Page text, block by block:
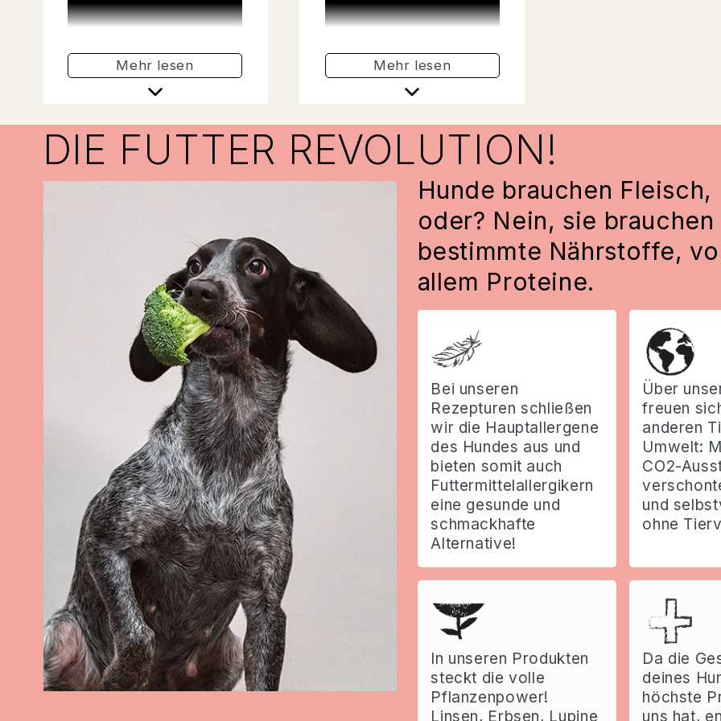
Unterstützung der
Mehr lesen
satt macht und Energie
Mehr lesen
DIE FUTTER REVOLUTION!
Hunde brauchen Fleisch,
oder? Nein, sie brauchen
bestimmte Nährstoffe,
allem Proteine.
Bei unseren
Rezepturen schließen
wir die Hauptallergene
des Hundes aus und
bieten somit auch
Futtermittelallergikern
eine gesunde und
schmackhafte
Alternative!
Über
freuen
anderen
Umwelt:
CO2-
und
ohne
In unseren Produkten
steckt die volle
Pflanzenpower!
Linsen, Erbsen, Lupine
Da die
deines
höchste
uns hat,